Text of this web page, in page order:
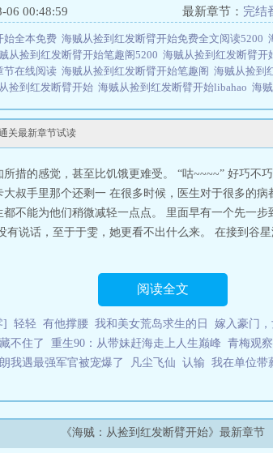
06 00:48:59
最新章节： 完结
始全本免费 海贼从捡到红发断臂开始免费全文阅读5200
从捡到红发断臂开始笔趣阁5200 海贼从捡到红发断臂开
节在线阅读 海贼从捡到红发断臂开始笔趣阁 海贼从捡到
捡到红发断臂开始 海贼从捡到红发断臂开始libahao 海
读免费海贼从捡到红发断臂开始精校版海贼从捡到红发
臂开始无弹窗阅读
新章节海贼从捡到红发断臂开始笔趣阁最新章节TXT海
章节列表海贼从捡到红发断臂开始全本 海贼从捡到红
发断臂开始原著 海贼从捡到红发断臂开始免费阅读无弹
海贼从捡到红发断臂开始奇书网海贼从捡到红发断臂开
开始 零点海贼从捡到红发断臂开始笔趣阁免费阅读 海
到红发断臂开始全文 海贼从捡到红发断臂开始无弹窗
节 无弹窗
梅尔捡回橘子园。阿龙海贼团入侵在即，还好觉醒献祭
额积分，强化自身。这什么？古伊娜的大快梯？我吃！
是剑豪啊！别跟着我了！》【已有两本海贼精品老书，
臂开始
关最新章节试读
措的感觉，甚至比饥饿更难受。 “咕~~~~” 好巧不
叔手里那个还剩一 在很多时候，医生对于很多的
不能为他们稍微减轻一点点。 里面早有一个先一
说话，至于于雯，她更看不出什么来。 在接到谷
阅读全文
] 轻轻 有他撑腰 我和美女荒岛求生的日 嫁入豪门
不住了 重生90：从带妹赶海走上人生巅峰 青梅观
我遇最强军官被宠爆了 凡尘飞仙 认输 我在单位带
《海贼：从捡到红发断臂开始》最新章节